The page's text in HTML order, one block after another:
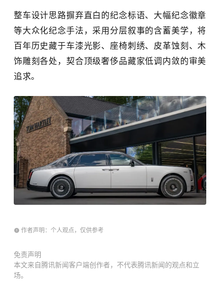
整车设计思路摒弃直白的纪念标语、大幅纪念徽章
等大众化纪念手法，采用分层叙事的含蓄美学，将
百年历史藏于车漆光影、座椅刺绣、皮革蚀刻、木
饰雕刻各处，契合顶级奢侈品藏家低调内敛的审美
追求。
作者声明：个人观点，仅供参考
免责声明
本文来自腾讯新闻客户端创作者，不代表腾讯新闻的观点和立
场。